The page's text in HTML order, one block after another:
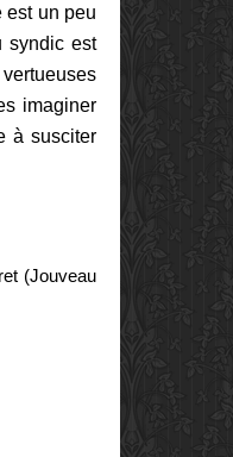
est un peu
syndic est
imaginer
à susciter
(Jouveau